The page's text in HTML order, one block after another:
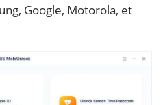
Google, Motorola, et